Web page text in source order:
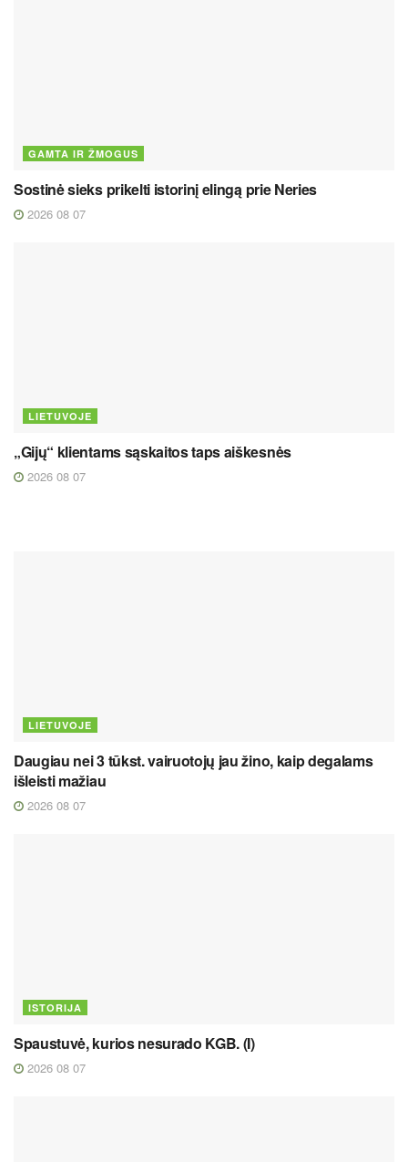
GAMTA IR ŽMOGUS
Sostinė sieks prikelti istorinį elingą prie Neries
2026 08 07
LIETUVOJE
„Gijų“ klientams sąskaitos taps aiškesnės
2026 08 07
LIETUVOJE
Daugiau nei 3 tūkst. vairuotojų jau žino, kaip degalams
išleisti mažiau
2026 08 07
ISTORIJA
Spaustuvė, kurios nesurado KGB. (I)
2026 08 07